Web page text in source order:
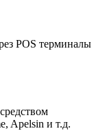
POS терминалы
Apelsin и т.д.